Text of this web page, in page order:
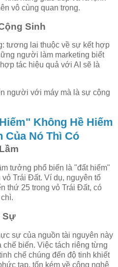
vô cùng quan trọng.
Sinh
tương lai thuộc về sự kết hợp
người làm marketing biết
tác hiệu quả với AI sẽ là
người với máy mà là sự cộng
Không Hề Hiếm
Nó Thì Có
tưởng phổ biến là "đất hiếm"
Trái Đất. Ví dụ, nguyên tố
thứ 25 trong vỏ Trái Đất, có
Sự
sự của nguồn tài nguyên này
chế biến. Việc tách riêng từng
chế chúng đến độ tinh khiết
tạp, tốn kém về công nghệ